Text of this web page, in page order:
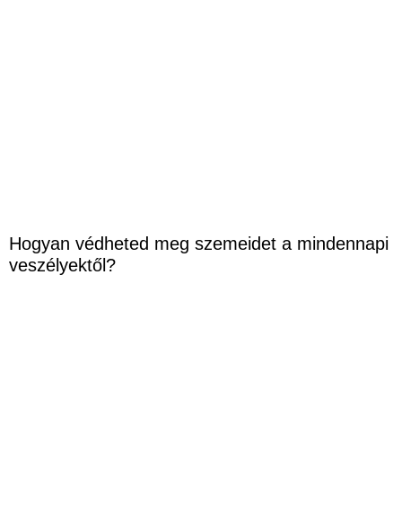
Hogyan védheted meg szemeidet a mindennapi
veszélyektől?